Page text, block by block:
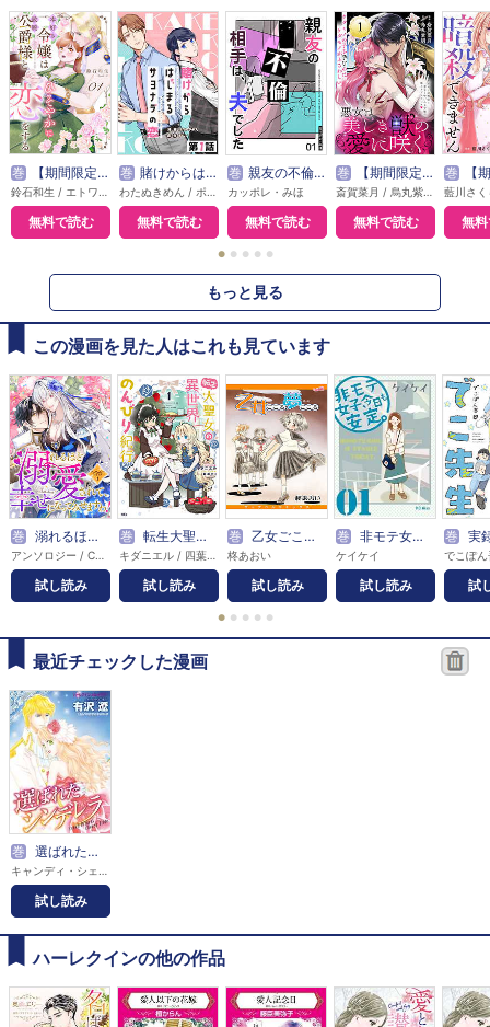
巻 【期間限定無料】本好き令嬢は敏腕公爵様とひそやかに恋をする
無料で読む
巻 賭けからはじまるサヨナラの恋【単話版】
無料で読む
巻 親友の不倫相手は、夫でした【単話版】
カッポレ・みほ
無料で読む
巻 【期間限定無料】悪女は美しき獣の愛に咲く（単話版）
無料で読む
巻 【期間限定無料
無
● ● ● ● ●
もっと見る
この漫画を見た人はこれも見ています
巻 溺れるほど愛されて、幸せになってみせますわ！アンソロジーコミック
試し読み
巻 転生大聖女の異世界のんびり紀行
試し読み
巻 乙女ごころ・夢ごころ
柊あおい
試し読み
巻 非モテ女子、今日も安定。
ケイケイ
試し読み
巻 実録
でこぽん
試
● ● ● ● ●
最近チェックした漫画
巻 選ばれたシンデレラ
試し読み
ハーレクインの他の作品